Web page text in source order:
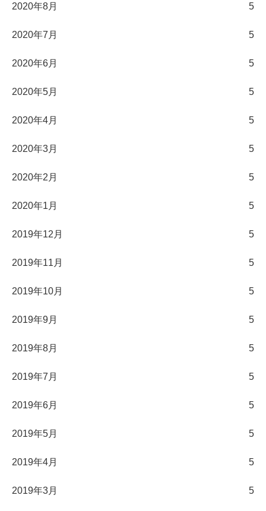
2020年8月 5
2020年7月 5
2020年6月 5
2020年5月 5
2020年4月 5
2020年3月 5
2020年2月 5
2020年1月 5
2019年12月 5
2019年11月 5
2019年10月 5
2019年9月 5
2019年8月 5
2019年7月 5
2019年6月 5
2019年5月 5
2019年4月 5
2019年3月 5